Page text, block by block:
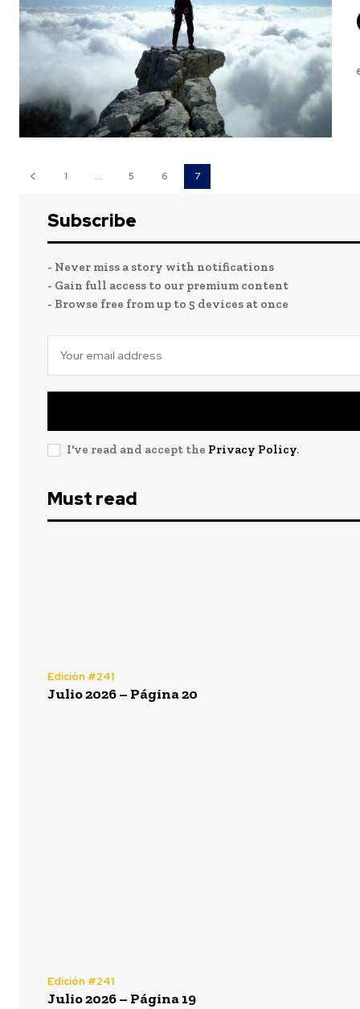
1 ... 5 6 7
Subscribe
- Never miss a story with notifications
- Gain full access to our premium content
- Browse free from up to 5 devices at once
I've read and accept the Privacy Policy.
Must read
Edición #241
Julio 2026 – Página 20
Edición #241
Julio 2026 – Página 19